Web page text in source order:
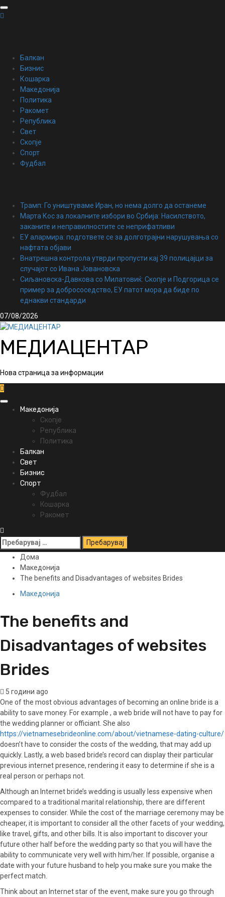
Skip
to
Балкан
Бизнис
Кошарка
Македонија
Политика
Ракомет
Република
Свет
Скопје
Спорт
Фудбал
Трамп: Го уништуваме Иран, но нема долго да останеме
Марта Кос за локалните избори во Србија: Насилството,
заканите и неправилностите се неприфатливи
ЕУ алармира: подгответе се за долготрајни нарушувања со
нафтата објави
Внатрешна контрола утврди пропусти кај 39 полицајци за
случајот со Ивана Јовановска
Сиљановска-Давкова со Милатовиќ: Скопје и Подгорица се
пример за добрососедство, ЕУ патот мора да биде по
еднакви стандарди
07/08/2026
МЕДИАЦЕНТАР
Нова страница за информации
PrimaryМакедонија
Скопје
Република
Политика
Балкан
Свет
Бизнис
Спорт
Фудбал
Кошарка
Ракомет
Пребарувај
за:
Дома
Македонија
The benefits and Disadvantages of websites Brides
Македонија
The benefits and
Disadvantages of websites
Brides
5 години ago
One of the most obvious advantages of becoming an online bride is a
ability to save money. For example , a web bride will not have to pay for
the wedding planner or officiant. She also
https://vietnamesebrideonline.com/about/vietnamese-dating-culture/
doesn’t have to consider the costs of the wedding, that may add up
quickly. Lastly, a web based bride’s record can display their particular
previous internet presence, rendering it easy to determine if she is a
real person or perhaps not.
Although an Internet bride’s wedding is usually less expensive when
compared to a traditional marital relationship, there are different
expenses to consider. While the cost of the marriage ceremony may be
cheaper, it is important to consider all the other facets of your wedding,
like travel, gifts, and other bills. It is also important to discover your
future other half before the wedding party so that you will have the
ability to communicate very well with him/her. If possible, organise a
date with your future husband to help you make sure you make the
perfect match.
Think about an Internet star of the event, make sure you go through